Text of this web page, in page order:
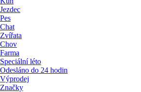
Jezdec
Pes
Chat
Zvířata
Chov
Farma
Speciální léto
Odesláno do 24 hodin
Výprodej
Značky